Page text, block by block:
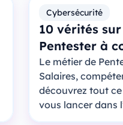
Cybersécurité
10 vérités
Pentester à
Le métier de
Salaires,
découvrez tout
vous lancer dans